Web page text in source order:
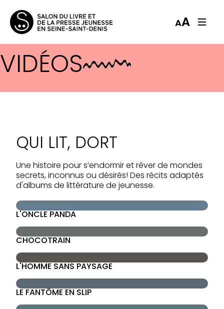
AA
L'ONCLE PANDA
VIDÉOS
QUI LIT, DORT
Une histoire pour s’endormir et rêver de mondes
secrets, inconnus ou désirés! Des récits adaptés
d'albums de littérature de jeunesse.
L'ONCLE PANDA
CHOCOTRAIN
L'HOMME SANS PAYSAGE
LE FANTÔME EN SLIP